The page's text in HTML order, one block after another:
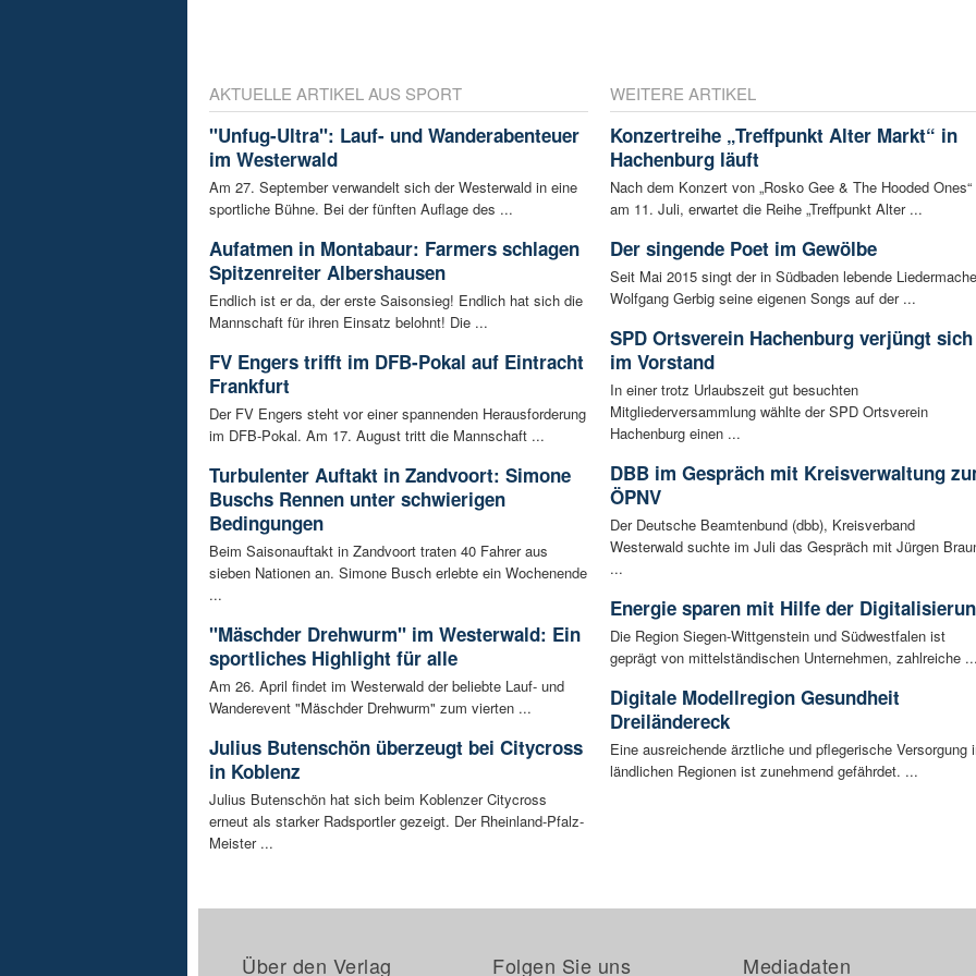
AKTUELLE ARTIKEL AUS SPORT
"Unfug-Ultra": Lauf- und Wanderabenteuer
im Westerwald
Am 27. September verwandelt sich der Westerwald in eine
sportliche Bühne. Bei der fünften Auflage des ...
Aufatmen in Montabaur: Farmers schlagen
Spitzenreiter Albershausen
Endlich ist er da, der erste Saisonsieg! Endlich hat sich die
Mannschaft für ihren Einsatz belohnt! Die ...
FV Engers trifft im DFB-Pokal auf Eintracht
Frankfurt
Der FV Engers steht vor einer spannenden Herausforderung
im DFB-Pokal. Am 17. August tritt die Mannschaft ...
Turbulenter Auftakt in Zandvoort: Simone
Buschs Rennen unter schwierigen
Bedingungen
Beim Saisonauftakt in Zandvoort traten 40 Fahrer aus
sieben Nationen an. Simone Busch erlebte ein Wochenende
...
"Mäschder Drehwurm" im Westerwald: Ein
sportliches Highlight für alle
Am 26. April findet im Westerwald der beliebte Lauf- und
Wanderevent "Mäschder Drehwurm" zum vierten ...
Julius Butenschön überzeugt bei Citycross
in Koblenz
Julius Butenschön hat sich beim Koblenzer Citycross
erneut als starker Radsportler gezeigt. Der Rheinland-Pfalz-
Meister ...
WEITERE ARTIKEL
Konzertreihe „Treffpunkt Alter Markt“ in
Hachenburg läuft
Nach dem Konzert von „Rosko Gee & The Hooded Ones“
am 11. Juli, erwartet die Reihe „Treffpunkt Alter ...
Der singende Poet im Gewölbe
Seit Mai 2015 singt der in Südbaden lebende
Wolfgang Gerbig seine eigenen Songs auf der ...
SPD Ortsverein Hachenburg verjüngt sich
im Vorstand
In einer trotz Urlaubszeit gut besuchten
Mitgliederversammlung wählte der SPD Ortsverein
Hachenburg einen ...
DBB im Gespräch mit Kreisverwaltung
ÖPNV
Der Deutsche Beamtenbund (dbb), Kreisverband
Westerwald suchte im Juli das Gespräch mit Jürgen
...
Energie sparen mit Hilfe der
Die Region Siegen-Wittgenstein und Südwestfalen ist
geprägt von mittelständischen Unternehmen, zahlreiche
Digitale Modellregion Gesundheit
Dreiländereck
Eine ausreichende ärztliche und pflegerische Versorgung
ländlichen Regionen ist zunehmend gefährdet. ...
Über den Verlag Folgen Sie uns Mediadaten